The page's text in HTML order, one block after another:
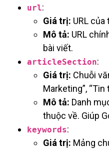
url:
Giá trị: URL của
Mô tả: URL
bài viết.
articleSection:
Giá trị: Chuỗi
Marketing”,
Mô tả: Danh
thuộc về. Giúp
keywords:
Giá trị: Mảng